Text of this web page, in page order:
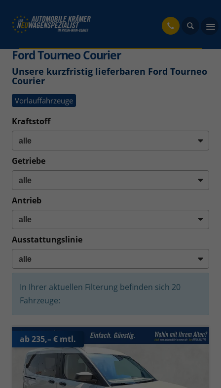
Ford Tourneo Courier
Unsere kurzfristig lieferbaren Ford Tourneo
Courier
Vorlauffahrzeuge
Kraftstoff
Getriebe
Antrieb
Ausstattungslinie
In Ihrer aktuellen Filterung befinden sich 20
Fahrzeuge:
ab 235,– € mtl.